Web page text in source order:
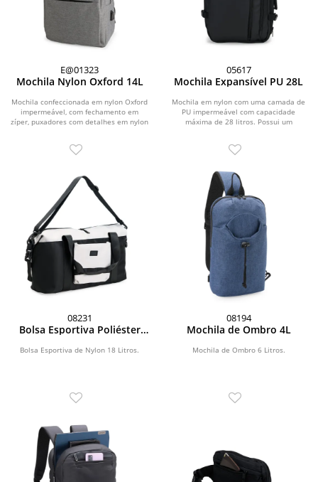
E@01323
Mochila Nylon Oxford 14L
Mochila confeccionada em nylon Oxford
impermeável, com fechamento em
zíper, puxadores com detalhes em nylon
05617
Mochila Expansível PU 28L
Mochila em nylon com uma camada de
PU impermeável com capacidade
máxima de 28 litros. Possui um
08231
Bolsa Esportiva Poliéster
Bolsa Esportiva de Nylon 18 Litros.
08194
Mochila de Ombro 4L
Mochila de Ombro 6 Litros.